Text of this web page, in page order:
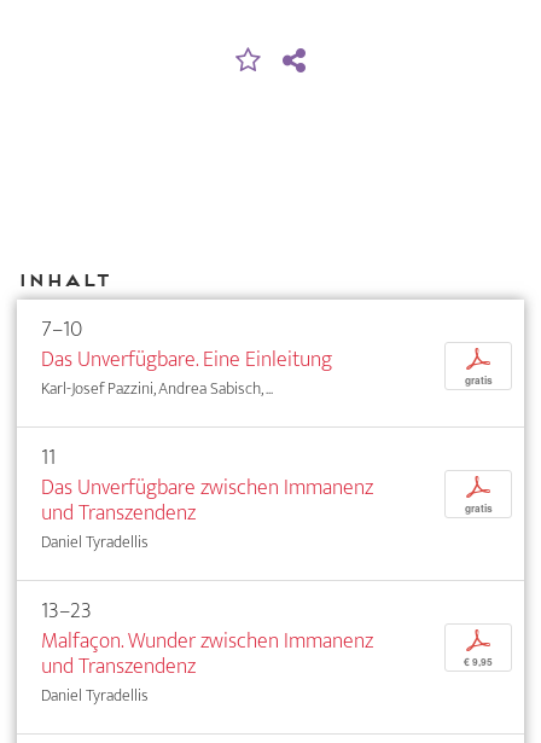
Inhalt
7–10
Das Unverfügbare. Eine Einleitung
Karl-Josef Pazzini, Andrea Sabisch, ...
p
gratis
11
Das Unverfügbare zwischen Immanenz
und Transzendenz
Daniel Tyradellis
p
gratis
13–23
Malfaçon. Wunder zwischen Immanenz
und Transzendenz
Daniel Tyradellis
p
€ 9,95